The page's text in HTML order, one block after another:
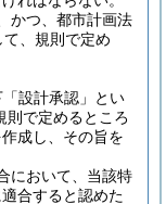
かつ、都市計画法
、規則で定め
設計承認」とい
則で定めるところ
成し、その旨を
において、当該特
合すると認めた